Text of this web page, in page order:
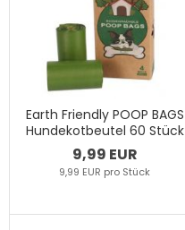
Earth Friendly POOP BAGS
Hundekotbeutel 60 Stück
9,99 EUR
9,99 EUR pro Stück